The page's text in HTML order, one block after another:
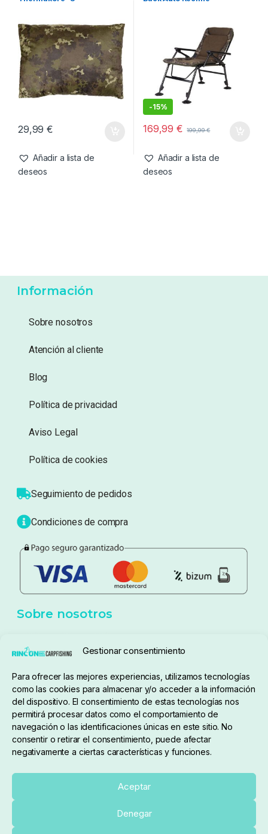
Gestionar consentimiento
Para ofrecer las mejores experiencias, utilizamos tecnologías
como las cookies para almacenar y/o acceder a la información
del dispositivo. El consentimiento de estas tecnologías nos
permitirá procesar datos como el comportamiento de
navegación o las identificaciones únicas en este sitio. No
consentir o retirar el consentimiento, puede afectar
negativamente a ciertas características y funciones.
Aceptar
Denegar
29,99€
Añadir a lista de
deseos
-15%
169,99€ 199,99€
Añadir a lista de
deseos
Información
Sobre nosotros
Atención al cliente
Blog
Política de privacidad
Aviso Legal
Política de cookies
Seguimiento de pedidos
Condiciones de compra
Sobre nosotros
pedidos@elrincondelcarpfishing.com
910 824 923
Lunes a Viernes de 10:00 a 14:00 horas y 17:00 a
20:00
Paseo de Guadalajara, 36. Local 3. 28702. San